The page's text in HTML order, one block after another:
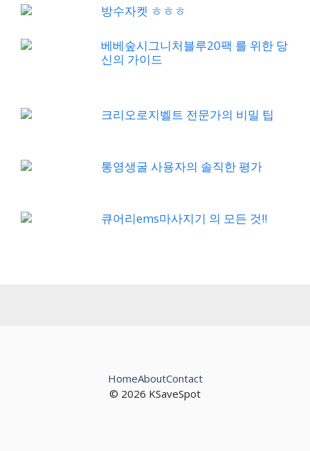
방수자켓 ㅎㅎㅎ
베베숲시그니처블루20팩 를 위한 당
신의 가이드
크리오로지벨트 전문가의 비밀 팁
통영생굴 사용자의 솔직한 평가
큐어리ems마사지기 의 모든 것!!
© 2026 KSaveSpot
HomeAboutContact